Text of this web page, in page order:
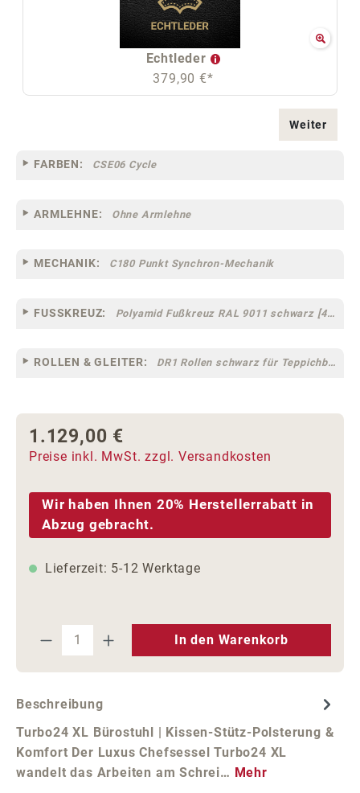
Echtleder
379,90 €*
Weiter
FARBEN: CSE06 Cycle
ARMLEHNE: Ohne Armlehne
MECHANIK: C180 Punkt Synchron-Mechanik
FUSSKREUZ: Polyamid Fußkreuz RAL 9011 schwarz [44]
ROLLEN & GLEITER: DR1 Rollen schwarz für Teppichböden [10]
Regulärer Preis:
1.129,00 €
Preise inkl. MwSt. zzgl. Versandkosten
Wir haben Ihnen 20% Herstellerrabatt in
Abzug gebracht.
Lieferzeit: 5-12 Werktage
Produkt Anzahl: Gib den
In den Warenkorb
Beschreibung
Turbo24 XL Bürostuhl | Kissen-Stütz-Polsterung &
Komfort Der Luxus Chefsessel Turbo24 XL
wandelt das Arbeiten am Schrei… Mehr